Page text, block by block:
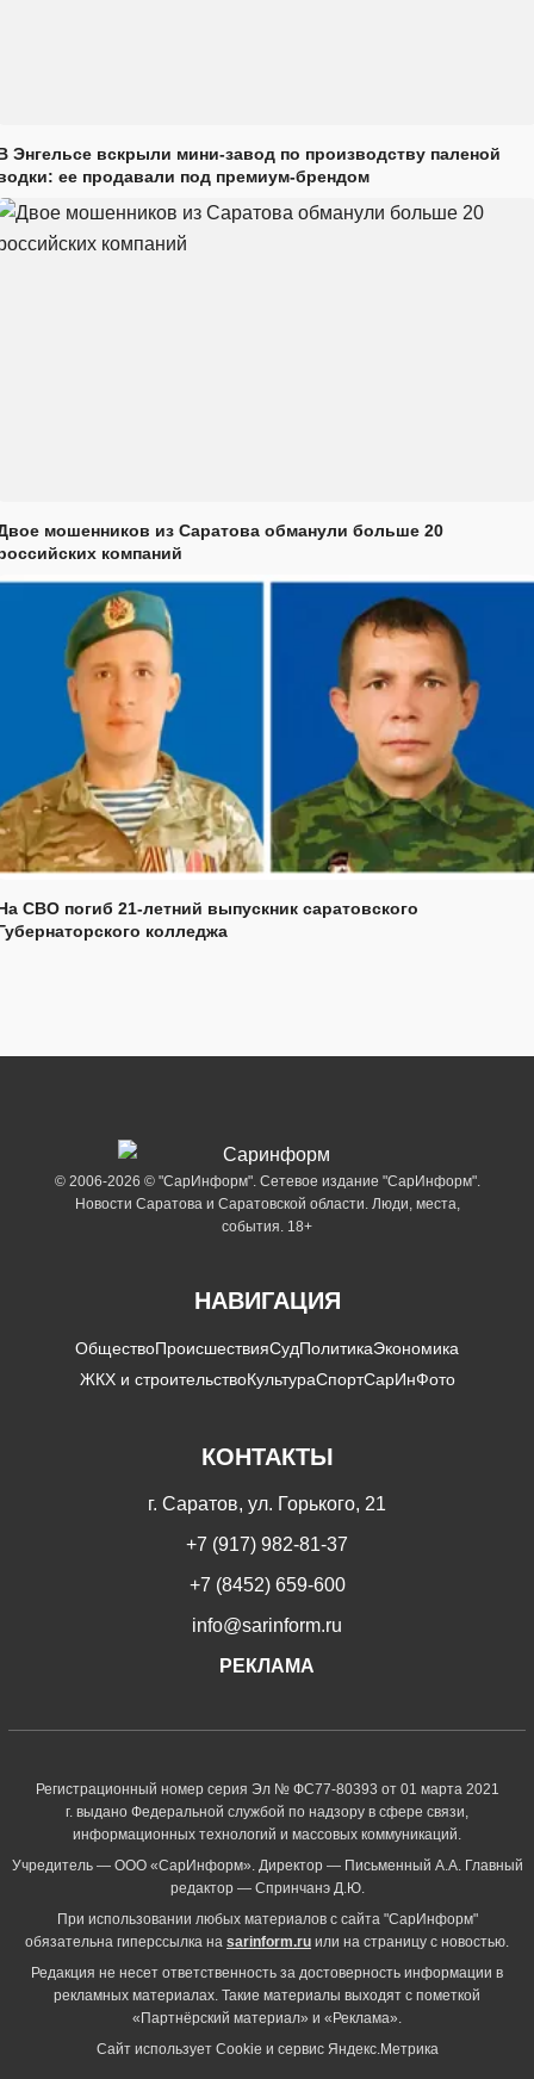
Энгельсе вскрыли мини-завод по производству паленой
ее продавали под премиум-брендом
мошенников из Саратова обманули больше 20
компаний
СВО погиб 21-летний выпускник саратовского
колледжа
© 2006-2026 © "СарИнформ". Сетевое издание "СарИнформ".
Новости Саратова и Саратовской области. Люди, места,
события. 18+
НАВИГАЦИЯ
ОбществоПроисшествияСудПолитикаЭкономика
ЖКХ и строительствоКультураСпортСарИнФото
КОНТАКТЫ
г. Саратов, ул. Горького, 21
+7 (917) 982-81-37
+7 (8452) 659-600
info@sarinform.ru
РЕКЛАМА
Регистрационный номер серия Эл № ФС77-80393 от 01 марта 2021
г. выдано Федеральной службой по надзору в сфере связи,
информационных технологий и массовых коммуникаций.
Учредитель — ООО «СарИнформ». Директор — Письменный А.А. Главный
редактор — Спринчанэ Д.Ю.
При использовании любых материалов с сайта "СарИнформ"
обязательна гиперссылка на sarinform.ru или на страницу с новостью.
Редакция не несет ответственность за достоверность информации в
рекламных материалах. Такие материалы выходят с пометкой
«Партнёрский материал» и «Реклама».
Сайт использует Cookie и сервиc Яндекс.Метрика